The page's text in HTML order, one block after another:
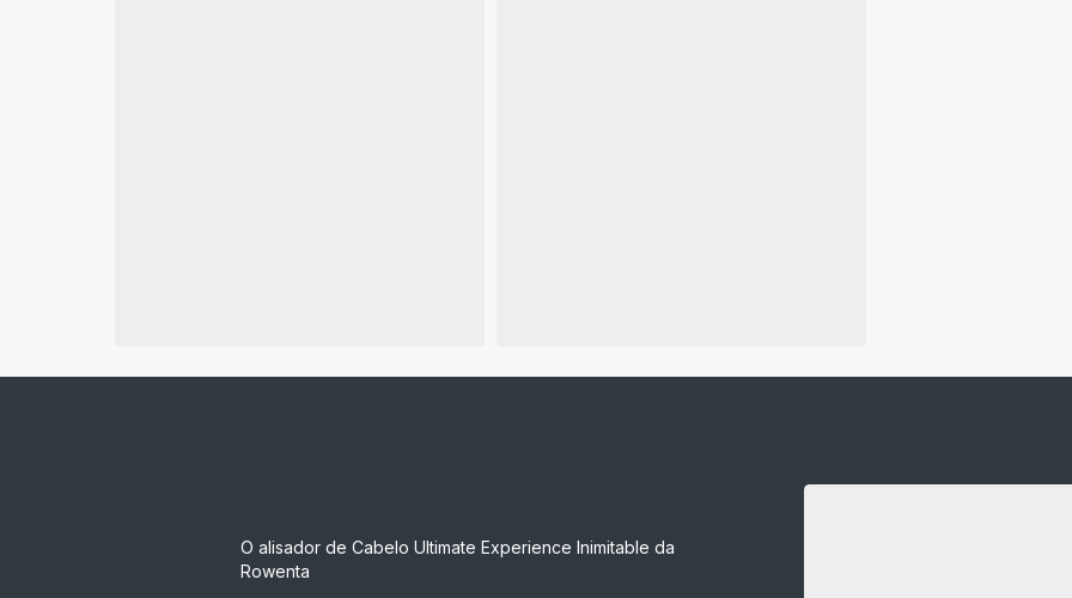
O alisador de Cabelo Ultimate Experience Inimitable da
Rowenta